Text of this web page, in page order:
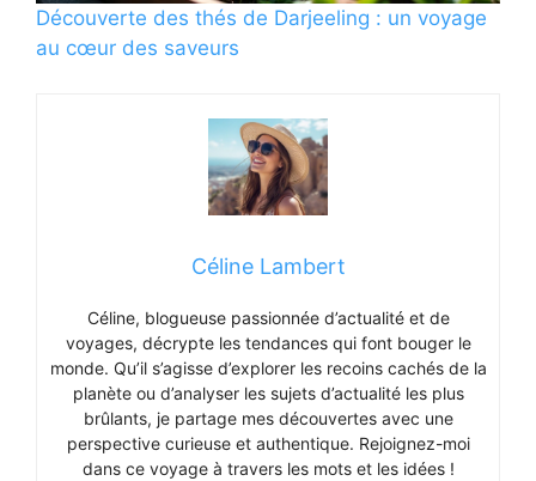
Découverte des thés de Darjeeling : un voyage
au cœur des saveurs
Céline Lambert
Céline, blogueuse passionnée d’actualité et de
voyages, décrypte les tendances qui font bouger le
monde. Qu’il s’agisse d’explorer les recoins cachés de la
planète ou d’analyser les sujets d’actualité les plus
brûlants, je partage mes découvertes avec une
perspective curieuse et authentique. Rejoignez-moi
dans ce voyage à travers les mots et les idées !